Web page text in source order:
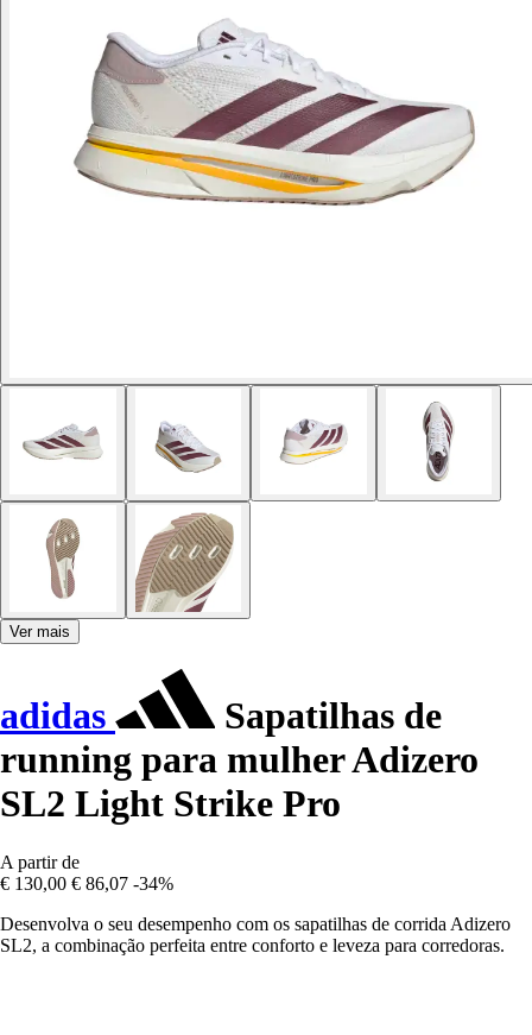
Ver mais
adidas
Sapatilhas de
running para mulher Adizero
SL2 Light Strike Pro
A partir de
€ 130,00 € 86,07 -34%
Desenvolva o seu desempenho com os sapatilhas de corrida Adizero
SL2, a combinação perfeita entre conforto e leveza para corredoras.